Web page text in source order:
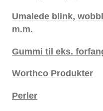
Umalede blink,
m.m.
Gummi til eks.
Worthco Produkter
Perler